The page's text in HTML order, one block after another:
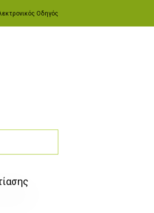
Οδηγός